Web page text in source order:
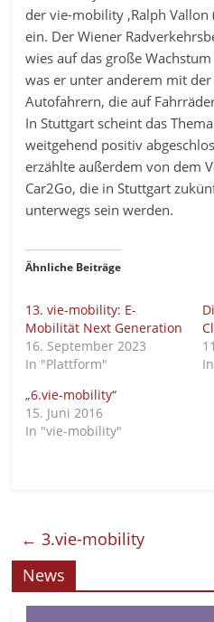
der vie-mobility ,Ralph
ein. Der Wiener
wies auf das große
was er unter anderem mit
Autofahrern, die auf
In Stuttgart scheint das
weitgehend positiv
erzählte außerdem von dem
Car2Go, die in Stuttgart
unterwegs sein werden.
Ähnliche Beiträge
13. vie-mobility: E-
Mobilität Next Generation
16. September 2023
In "Plattform"
„6.vie-mobility“
15. Juni 2016
In "vie-mobility"
← 3.vie-mobility
News